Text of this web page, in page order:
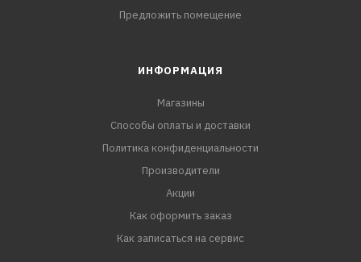
Предложить помещение
ИНФОРМАЦИЯ
Магазины
Способы оплаты и доставки
Политика конфиденциальности
Производители
Акции
Как оформить заказ
Как записаться на сервис